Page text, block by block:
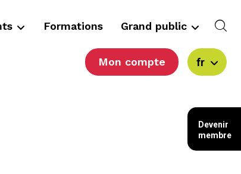
Formations Grand public
Mon compte fr
Devenir
membre